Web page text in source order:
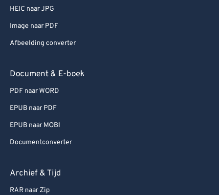
HEIC naar JPG
Image naar PDF
Afbeelding converter
Document & E-boek
PDF naar WORD
EPUB naar PDF
EPUB naar MOBI
Documentconverter
Archief & Tijd
RAR naar Zip